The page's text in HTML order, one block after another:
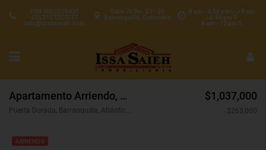
8 am - 4:30 pm L-J 8 am
- 5:00 pm V
8 am - 12 pm S
Calle 70 No. 57 - 25
Barranquilla, Colombia
PBX 6053533427
CEL3157227537
info@issasaieh.com
Apartamento Arriendo, Puerta Dorada, Barranquilla (31434)
Puerta Dorada, Barranquilla, Atlántico, Colombia
$1,037,000
$263,000
ARRIENDO